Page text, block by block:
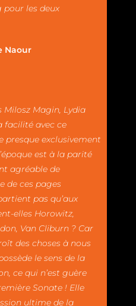
pour les deux
Naour
Milosz Magin, Lydia
facilité avec ce
presque exclusivement
est à la parité
agréable de
de ces pages
pas qu’aux
elles Horowitz,
Van Cliburn ? Car
des choses à nous
le sens de la
ce qui n’est guère
Sonate ! Elle
ultime de la